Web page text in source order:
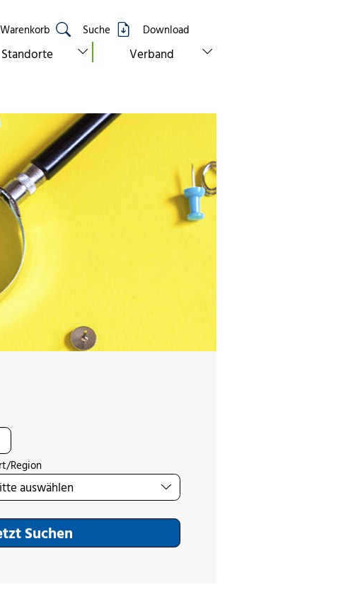
Warenkorb Suche Download
Standorte show submenu for “standorte”
Verband show submenu for “verband”
Region
Suchen